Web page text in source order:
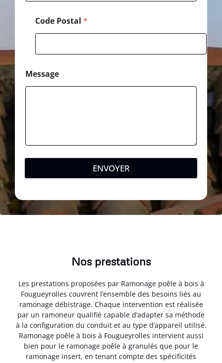
Code Postal *
Message
ENVOYER
Nos prestations
Les prestations proposées par Ramonage poêle à bois à
Fougueyrolles couvrent l’ensemble des besoins liés au
ramonage débistrage. Chaque intervention est réalisée
par un ramoneur qualifié capable d’adapter sa méthode
à la configuration du conduit et au type d’appareil utilisé.
Ramonage poêle à bois à Fougueyrolles intervient aussi
bien pour le ramonage poêle à granulés que pour le
ramonage insert, en tenant compte des spécificités